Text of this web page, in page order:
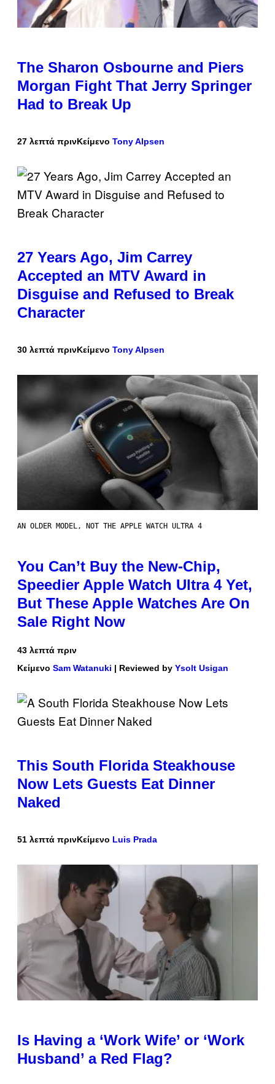
The Sharon Osbourne and Piers
Morgan Fight That Jerry Springer
Had to Break Up
27 λεπτά πρινΚείμενο Tony Alpsen
27 Years Ago, Jim Carrey
Accepted an MTV Award in
Disguise and Refused to Break
Character
30 λεπτά πρινΚείμενο Tony Alpsen
AN OLDER MODEL, NOT THE APPLE WATCH ULTRA 4
You Can’t Buy the New-Chip,
Speedier Apple Watch Ultra 4 Yet,
But These Apple Watches Are On
Sale Right Now
43 λεπτά πριν
Κείμενο Sam Watanuki | Reviewed by Ysolt Usigan
This South Florida Steakhouse
Now Lets Guests Eat Dinner
Naked
51 λεπτά πρινΚείμενο Luis Prada
Is Having a ‘Work Wife’ or ‘Work
Husband’ a Red Flag?